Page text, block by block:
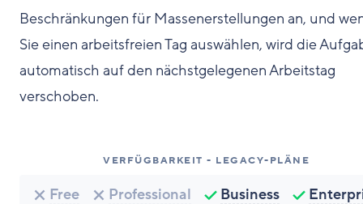
Beschränkungen für Massenerstellungen an, und
Sie einen arbeitsfreien Tag auswählen, wird die
automatisch auf den nächstgelegenen Arbeitstag
verschoben.
VERFÜGBARKEIT - LEGACY-PLÄNE
Free Professional Business